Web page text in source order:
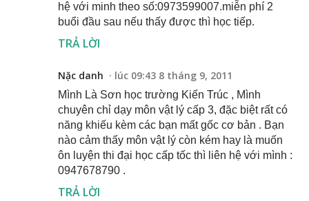
hệ với minh theo số:0973599007.miễn phí 2
buổi đầu sau nếu thấy được thì học tiếp.
TRẢ LỜI
Nặc danh lúc 09:43 8 tháng 9, 2011
Mình Là Sơn học trường Kiến Trúc , Mình
chuyên chỉ dạy môn vật lý cấp 3, đặc biệt rất có
năng khiếu kèm các bạn mất gốc cơ bản . Bạn
nào cảm thấy môn vật lý còn kém hay là muốn
ôn luyện thi đại học cấp tốc thì liên hệ với mình :
0947678790 .
TRẢ LỜI